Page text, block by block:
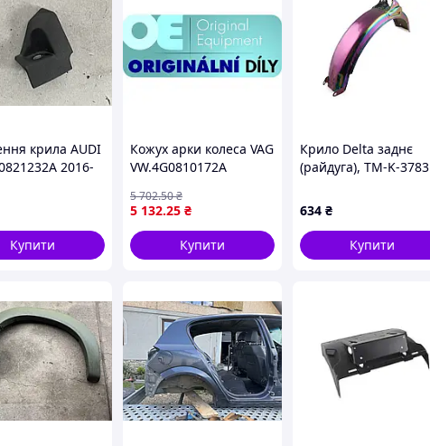
крила AUDI
2016-
Купити
Кожух арки колеса VAG
VW.4G0810172A
5 132.25 ₴
5 702.50₴
Купити
Крило Delta заднє
(райдуга), TM-K-3783
634 ₴
Купити